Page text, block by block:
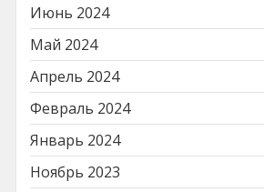
Июнь 2024
Май 2024
Апрель 2024
Февраль 2024
Январь 2024
Ноябрь 2023